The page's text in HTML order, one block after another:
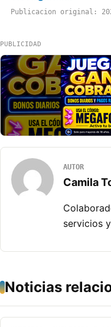
Publicacion original:
PUBLICIDAD
AUTOR
Camila
servicios
Noticias